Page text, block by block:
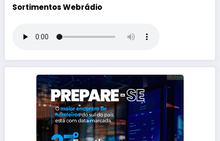
Sortimentos Webrádio